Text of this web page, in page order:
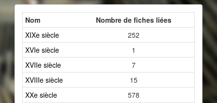
Nom
Nombre de fiches liées
XIXe siècle
252
XVIe siècle
1
XVIIe siècle
7
XVIIIe siècle
15
XXe siècle
578